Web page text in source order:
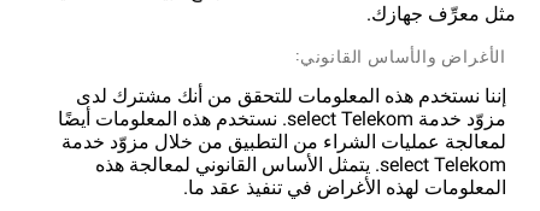
مثل معرِّف جهازك.
الأغراض والأساس القانوني:
إننا نستخدم هذه المعلومات للتحقق من أنك مشترك لدى
مزوّد خدمة select Telekom. نستخدم هذه المعلومات أيضًا
لمعالجة عمليات الشراء من التطبيق من خلال مزوّد خدمة
select Telekom. يتمثل الأساس القانوني لمعالجة هذه
المعلومات لهذه الأغراض في تنفيذ عقد ما.